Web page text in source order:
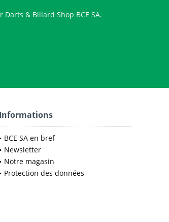
& Billard Shop BCE SA.
Informations
BCE SA en bref
Newsletter
Notre magasin
Protection des données